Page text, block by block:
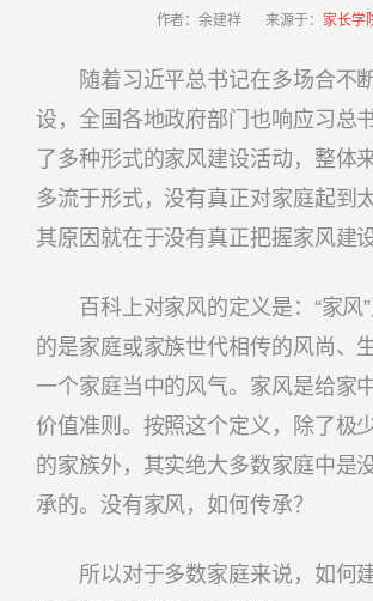
作者：余建祥 来源于： 家长学
随着习近平总书记在多场合不
设，全国各地政府部门也响应习总
了多种形式的家风建设活动，整体
多流于形式，没有真正对家庭起到
其原因就在于没有真正把握家风建
百科上对家风的定义是：“家风”
的是家庭或家族世代相传的风尚、
一个家庭当中的风气。家风是给家
价值准则。按照这个定义，除了极
的家族外，其实绝大多数家庭中是
承的。没有家风，如何传承？
所以对于多数家庭来说，如何